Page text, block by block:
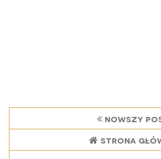
nowszy
strona